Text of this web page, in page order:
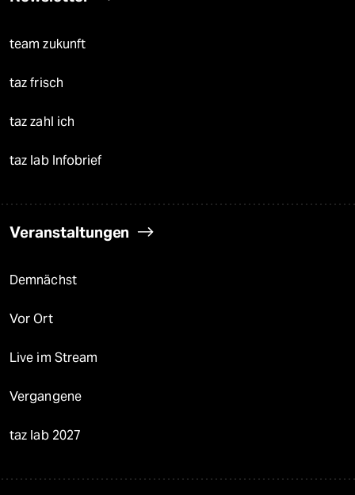
team zukunft
taz frisch
taz zahl ich
taz lab Infobrief
Veranstaltungen
Demnächst
Vor Ort
Live im Stream
Vergangene
taz lab 2027